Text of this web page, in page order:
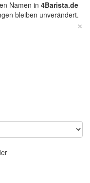
Namen in 4Barista.de
bleiben unverändert.
×